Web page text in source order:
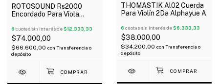
ROTOSOUND Rs2000
Encordado Para Viola
6 cuotas sin interés de$12.333,33
$74.000,00
$66.600,00 con Transferencia o
depósito
THOMASTIK Al02 Cuerda
Para Violín 2Da Alphayue A
6 cuotas sin interés de$6.333,33
$38.000,00
$34.200,00 con Transferencia o
depósito